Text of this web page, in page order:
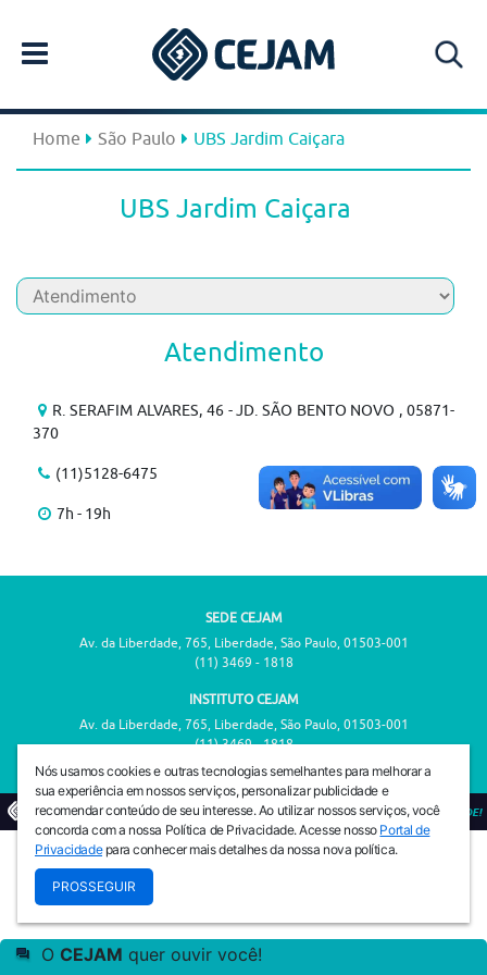
Home São Paulo UBS Jardim Caiçara
UBS Jardim Caiçara
Atendimento
R. SERAFIM ALVARES, 46 - JD. SÃO BENTO NOVO , 05871-
370
(11)5128-6475
7h - 19h
SEDE CEJAM
Av. da Liberdade, 765, Liberdade, São Paulo, 01503-001
(11) 3469 - 1818
INSTITUTO CEJAM
Av. da Liberdade, 765, Liberdade, São Paulo, 01503-001
(11) 3469 - 1818
© 2026 PREVENIR É VIVER COM QUALIDADE!
Nós usamos cookies e outras tecnologias semelhantes para melhorar a
sua experiência em nossos serviços, personalizar publicidade e
recomendar conteúdo de seu interesse. Ao utilizar nossos serviços, você
concorda com a nossa Política de Privacidade. Acesse nosso Portal de
Privacidadepara conhecer mais detalhes da nossa nova política.
PROSSEGUIR
O CEJAM quer ouvir você!